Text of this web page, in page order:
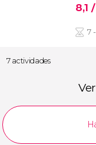
8,1 /
7
7 actividades